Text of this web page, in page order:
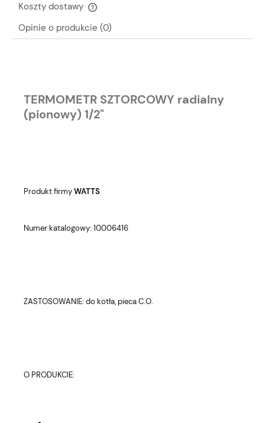
Koszty dostawy
Cena nie zawiera ewentualnych kosztów płatności
Opinie o produkcie (0)
TERMOMETR SZTORCOWY radialny
(pionowy) 1/2"
Produkt firmyWATTS
Numer katalogowy: 10006416
ZASTOSOWANIE: do kotła, pieca C.O.
O PRODUKCIE: